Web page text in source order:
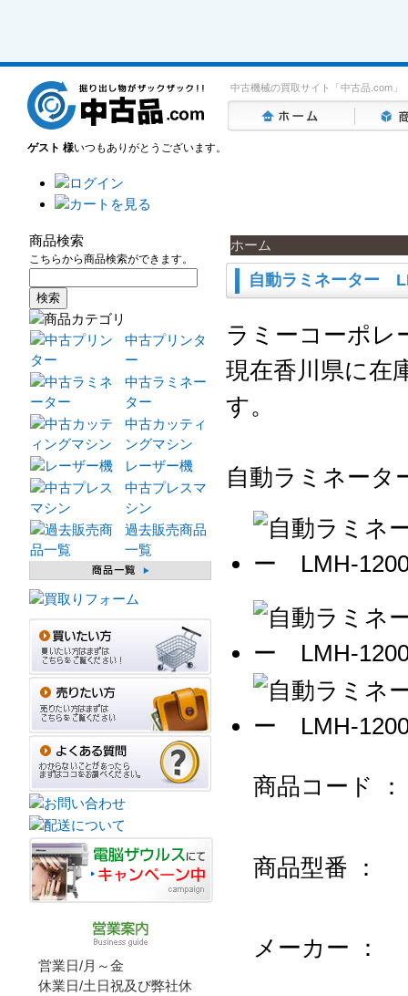
中古機械の買取サイト「中古品.com」
ゲスト 様いつもありがとうございます。
ホーム
自動ラミネーター
ラミーコーポレ
現在香川県に在
す。
自動ラミネー
商品コード ：
商品型番 ：
メーカー ：
商品検索
こちらから商品検索ができます。
中古プリンタ
ー
中古ラミネー
ター
中古カッティ
ングマシン
レーザー機
中古プレスマ
シン
過去販売商品
一覧
営業日/月～金
休業日/土日祝及び弊社休